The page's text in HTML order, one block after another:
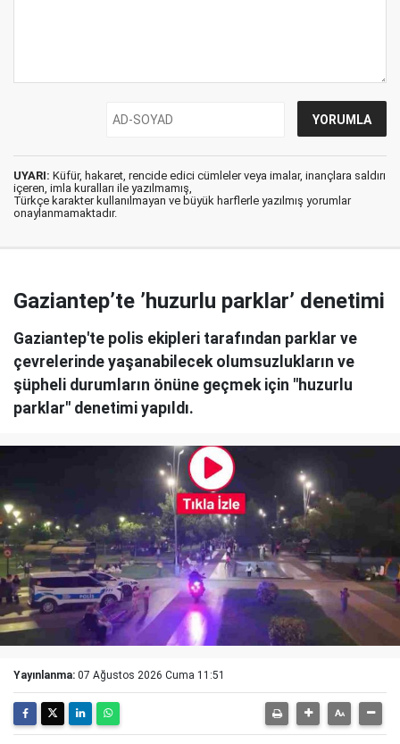
UYARI: Küfür, hakaret, rencide edici cümleler veya imalar, inançlara saldırı
içeren, imla kuralları ile yazılmamış,
Türkçe karakter kullanılmayan ve büyük harflerle yazılmış yorumlar
onaylanmamaktadır.
Gaziantep’te ’huzurlu parklar’ denetimi
Gaziantep'te polis ekipleri tarafından parklar ve
çevrelerinde yaşanabilecek olumsuzlukların ve
şüpheli durumların önüne geçmek için "huzurlu
parklar" denetimi yapıldı.
Yayınlanma: 07 Ağustos 2026 Cuma 11:51